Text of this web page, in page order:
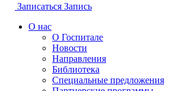
Записаться Запись
О нас
О Госпитале
Новости
Направления
Библиотека
Специальные предложения